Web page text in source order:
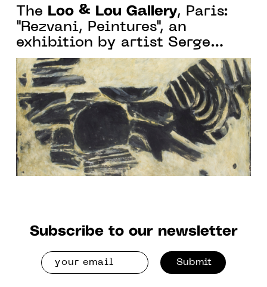
The Loo & Lou Gallery, Paris:
"Rezvani, Peintures", an
exhibition by artist Serge
Rezvani
Subscribe to our newsletter
Submit